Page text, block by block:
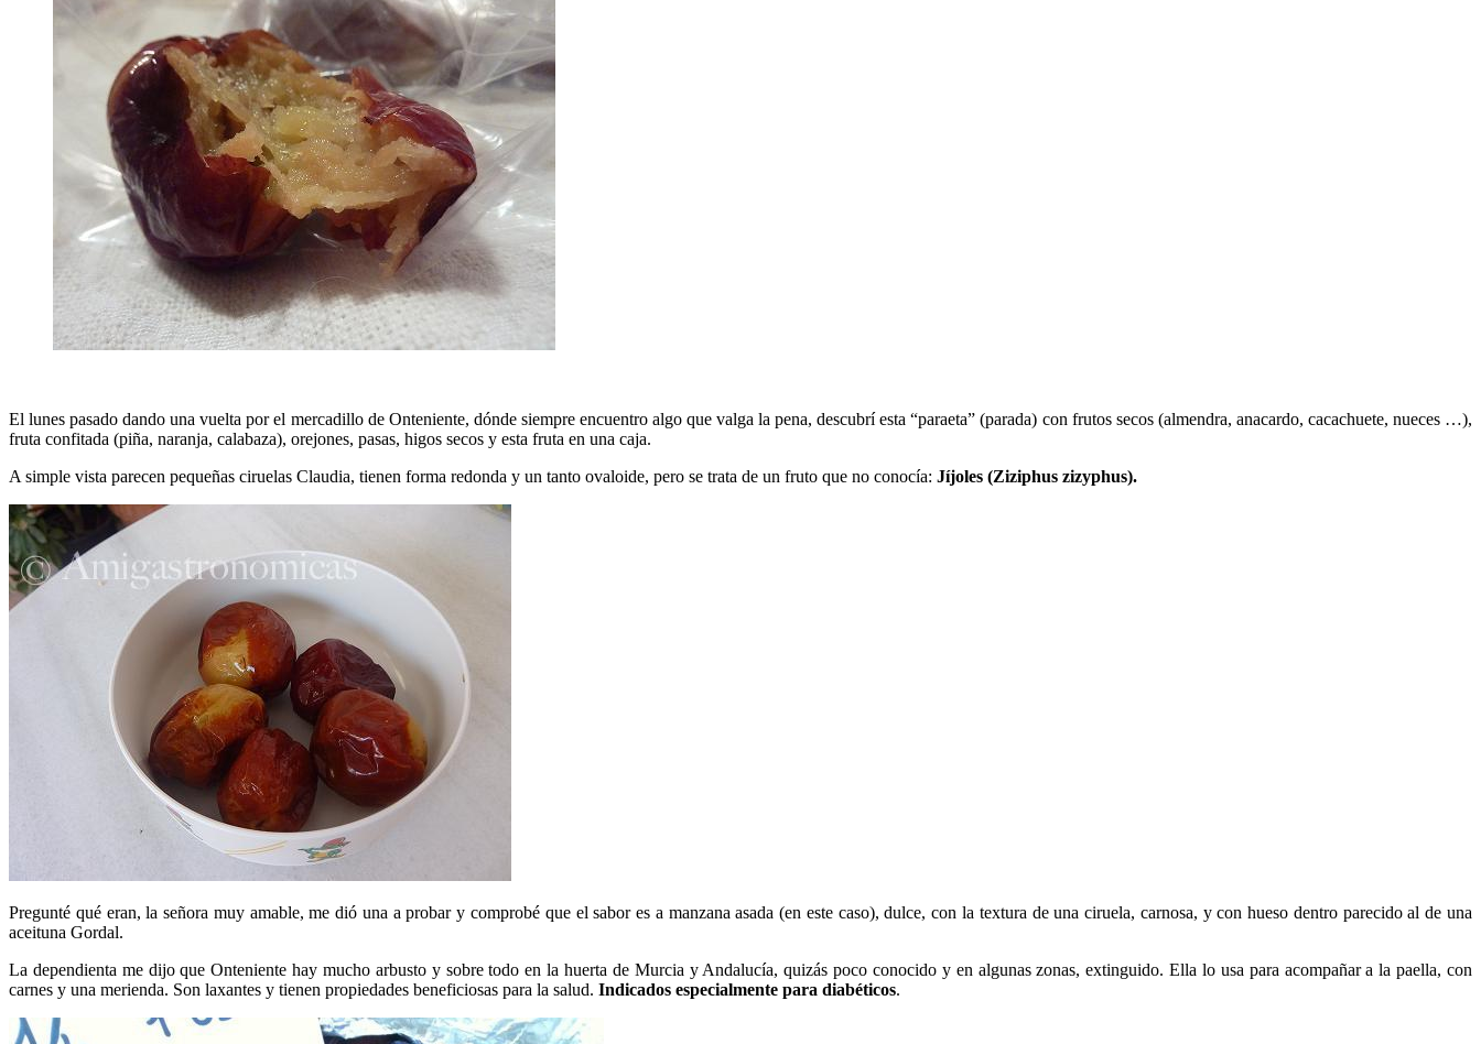
El lunes pasado dando una vuelta por el mercadillo de Onteniente, dónde siempre encuentro algo que valga la pena, descubrí esta “paraeta” (parada) con frutos secos (almendra, anacardo, cacachuete, nueces …),
fruta confitada (piña, naranja, calabaza), orejones, pasas, higos secos y esta fruta en una caja.
A simple vista parecen pequeñas ciruelas Claudia, tienen forma redonda y un tanto ovaloide, pero se trata de un fruto que no conocía: Jíjoles (Ziziphus zizyphus).
Pregunté qué eran, la señora muy amable, me dió una a probar y comprobé que el sabor es a manzana asada (en este caso), dulce, con la textura de una ciruela, carnosa, y con hueso dentro parecido al de una
aceituna Gordal.
La dependienta me dijo que Onteniente hay mucho arbusto y sobre todo en la huerta de Murcia y Andalucía, quizás poco conocido y en algunas zonas, extinguido. Ella lo usa para acompañar a la paella, con
carnes y una merienda. Son laxantes y tienen propiedades beneficiosas para la salud. Indicados especialmente para diabéticos.